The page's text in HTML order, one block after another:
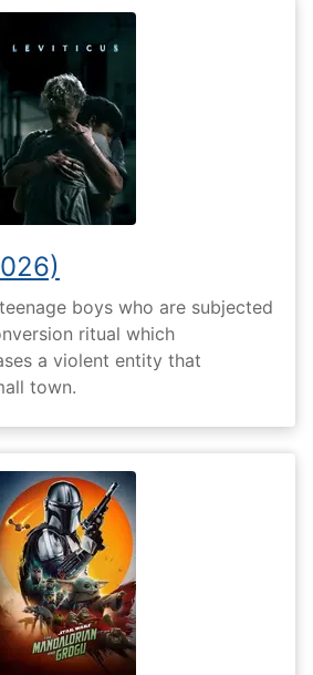
boys who are subjected
ritual which
a violent entity that
town.